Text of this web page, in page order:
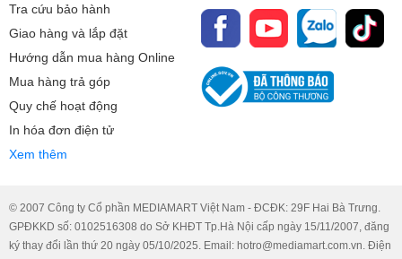
Chipset đồ họa: Intel Arc Graphics
Bộ nhớ đồ họa:
Share (Dùng chung bộ nhớ với
RAM)
Kênh âm thanh:
Cổng giao tiếp:
HDMI
1 x Headphone/microphone combo
Tra cứu bảo hành
Giao hàng và lắp đặt
Hướng dẫn mua hàng Online
Mua hàng trả góp
Quy chế hoạt động
In hóa đơn điện tử
Xem thêm
© 2007 Công ty Cổ phần MEDIAMART Việt Nam - ĐCĐK: 29F Hai Bà Trưng.
GPĐKKD số: 0102516308 do Sở KHĐT Tp.Hà Nội cấp ngày 15/11/2007, đăng
ký thay đổi lần thứ 20 ngày 05/10/2025. Email: hotro@mediamart.com.vn. Điện